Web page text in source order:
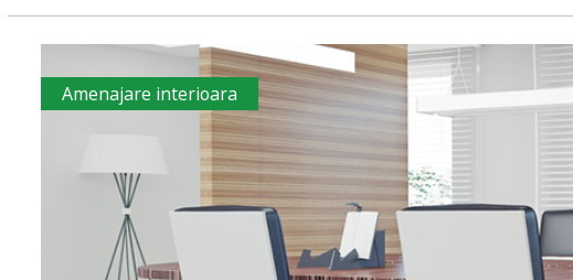
Amenajare interioara